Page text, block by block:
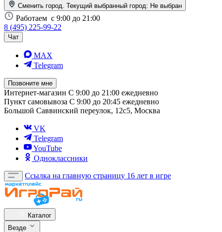
Сменить город. Текущий выбранный город: Не выбран
Работаем с 9:00 до 21:00
8 (495) 225-99-22
Чат
MAX
Telegram
Позвоните мне
Интернет-магазин С 9:00 до 21:00 ежедневно
Пункт самовывоза С 9:00 до 20:45 ежедневно
Большой Саввинский переулок, 12с5, Москва
VK
Telegram
YouTube
Одноклассники
Ссылка на главную страницу 16 лет в игре
Каталог
Везде